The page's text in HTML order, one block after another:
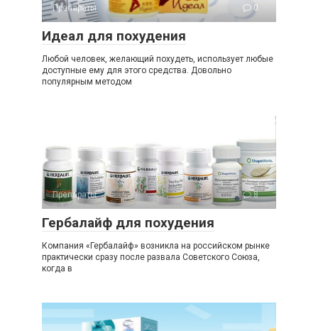
Препараты 0
Идеал для похудения
Любой человек, желающий похудеть, использует любые
доступные ему для этого средства. Довольно
популярным методом
Препараты 8
Гербалайф для похудения
Компания «Гербалайф» возникла на российском рынке
практически сразу после развала Советского Союза,
когда в